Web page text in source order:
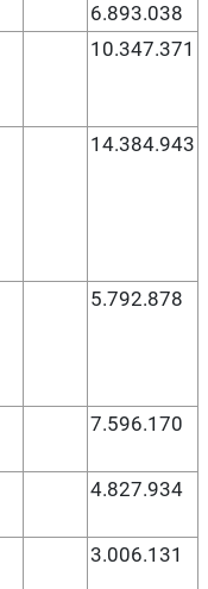
6.893.038
10.347.371
14.384.943
5.792.878
7.596.170
4.827.934
3.006.131